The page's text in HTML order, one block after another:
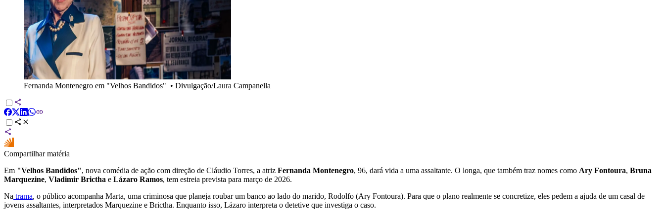
Fernanda Montenegro em "Velhos Bandidos" • Divulgação/Laura Campanella
Compartilhar matéria
Em "Velhos Bandidos", nova comédia de ação com direção de Cláudio Torres, a atriz Fernanda Montenegro, 96, dará vida a uma assaltante. O longa, que também traz nomes como Ary Fontoura, Bruna
Marquezine, Vladimir Brictha e Lázaro Ramos, tem estreia prevista para março de 2026.
Na trama, o público acompanha Marta, uma criminosa que planeja roubar um banco ao lado do marido, Rodolfo (Ary Fontoura). Para que o plano realmente se concretize, eles pedem a ajuda de um casal de
jovens assaltantes, interpretados Marquezine e Brictha. Enquanto isso, Lázaro interpreta o detetive que investiga o caso.